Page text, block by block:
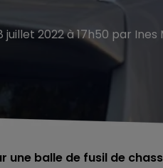
juillet 2022 à 17h50 par Ines
une balle de fusil de